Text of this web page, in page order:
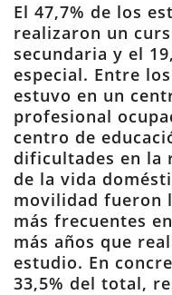
El 47,7% de los
realizaron un
secundaria y el
especial. Entre
estuvo en un
profesional
centro de
dificultades en la
de la vida
movilidad fueron
más frecuentes
más años que
estudio. En
33,5% del total,